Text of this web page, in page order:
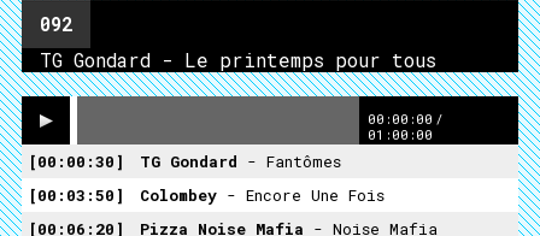
092
TG Gondard - Le printemps pour tous
00:00:00 /
01:00:00
00:00:30 TG Gondard - Fantômes
00:03:50
Colombey - Encore Une Fois
00:06:20
Pizza Noise Mafia - Noise Mafia